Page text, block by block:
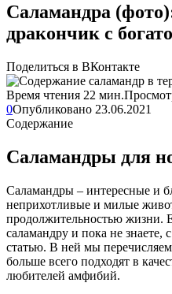
Саламандра
дракончик с
Поделиться в ВКонтакте
Время чтения 22 мин.
0Опубликовано 23.06.2021
Содержание
Саламандры для
Саламандры – интересные и
неприхотливые и милые
продолжительностью жизни.
саламандру и пока не знаете,
статью. В ней мы
больше всего подходят в
любителей амфибий.